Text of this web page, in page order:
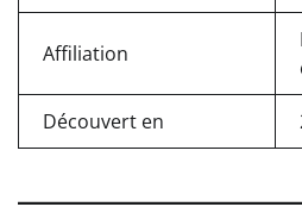
Affiliation
Découvert en